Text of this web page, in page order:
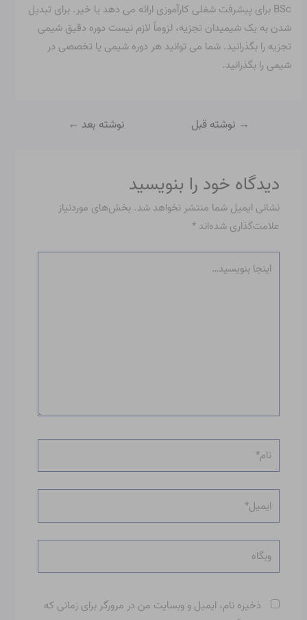
BSc برای پیشرفت شغلی کارآموزی ارائه می دهد یا خیر. برای تبدیل
شدن به یک شیمیدان تجزیه، لزوماً لازم نیست دوره دقیق شیمی
تجزیه را بگذرانید. شما می توانید هر دوره شیمی یا تخصصی در
شیمی را بگذرانید.
→ نوشته قبل نوشته بعد ←
دیدگاه‌ خود را بنویسید
نشانی ایمیل شما منتشر نخواهد شد. بخش‌های موردنیاز
علامت‌گذاری شده‌اند*
بنویسید…
نام*
وبگاه
ذخیره نام، ایمیل و وبسایت من در مرورگر برای زمانی که